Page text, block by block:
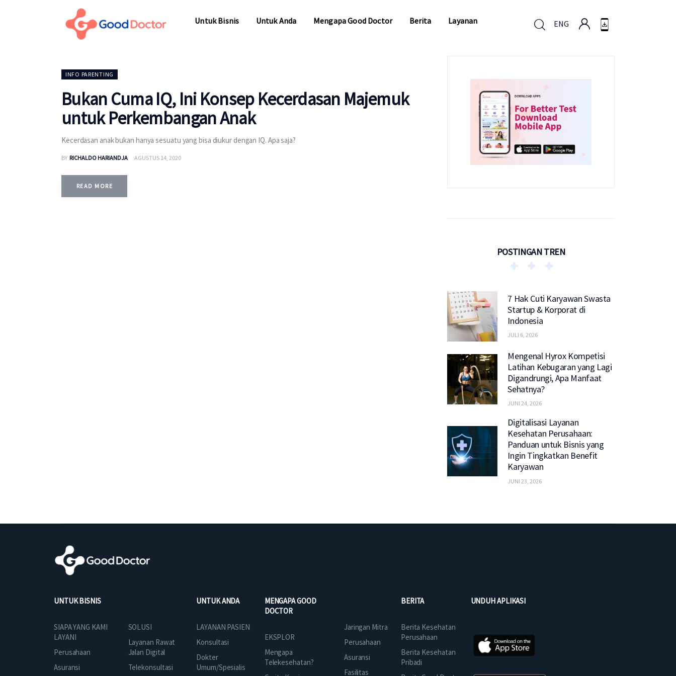
Untuk Bisnis Untuk Anda Mengapa Good Doctor Berita Layanan ENG
INFO PARENTING
Bukan Cuma IQ, Ini Konsep Kecerdasan Majemuk
untuk Perkembangan Anak
Kecerdasan anak bukan hanya sesuatu yang bisa diukur dengan IQ. Apa saja?
BY RICHALDO HARIANDJA AGUSTUS 14, 2020
READ MORE
POSTINGAN TREN
7 Hak Cuti Karyawan Swasta
Startup & Korporat di
Indonesia
JULI 6, 2026
Mengenal Hyrox Kompetisi
Latihan Kebugaran yang Lagi
Digandrungi, Apa Manfaat
Sehatnya?
JUNI 24, 2026
Digitalisasi Layanan
Kesehatan Perusahaan:
Panduan untuk Bisnis yang
Ingin Tingkatkan Benefit
Karyawan
JUNI 23, 2026
UNTUK BISNIS
SIAPA YANG KAMI
LAYANI
Perusahaan
Asuransi
SOLUSI
Layanan Rawat
Jalan Digital
Telekonsultasi
UNTUK ANDA
LAYANAN PASIEN
Konsultasi
Dokter
Umum/Spesialis
MENGAPA GOOD
DOCTOR
EKSPLOR
Mengapa
Telekesehatan?
Jaringan Mitra
Perusahaan
Asuransi
Fasilitas
BERITA
Berita Kesehatan
Perusahaan
Berita Kesehatan
Pribadi
UNDUH APLIKASI